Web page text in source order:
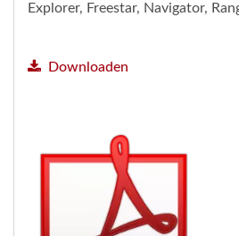
Explorer, Freestar, Navigator,
Downloaden